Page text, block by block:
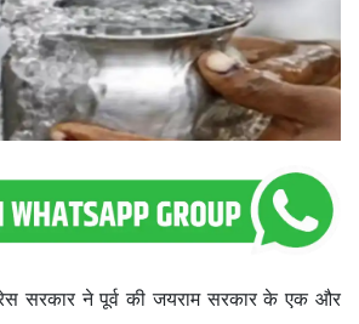
सरकार ने पूर्व की जयराम सरकार के एक और